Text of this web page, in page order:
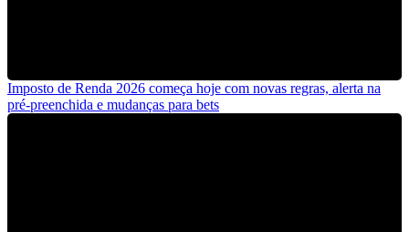
Imposto de Renda 2026 começa hoje com novas regras, alerta na
pré-preenchida e mudanças para bets